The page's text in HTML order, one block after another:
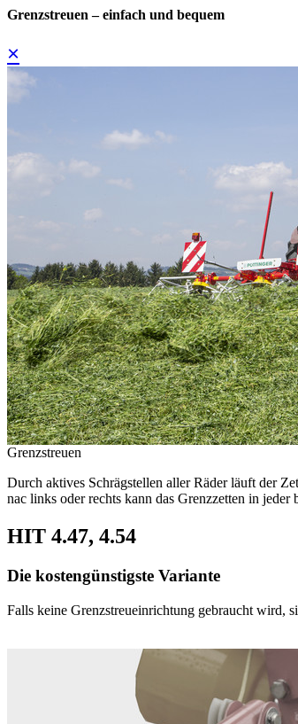
Grenzstreuen – einfach und bequem
×
Grenzstreuen
Durch aktives Schrägstellen aller Räder läuft der
nac links oder rechts kann das Grenzzetten in
HIT 4.47, 4.54
Die kostengünstigste Variante
Falls keine Grenzstreueinrichtung gebraucht wird,